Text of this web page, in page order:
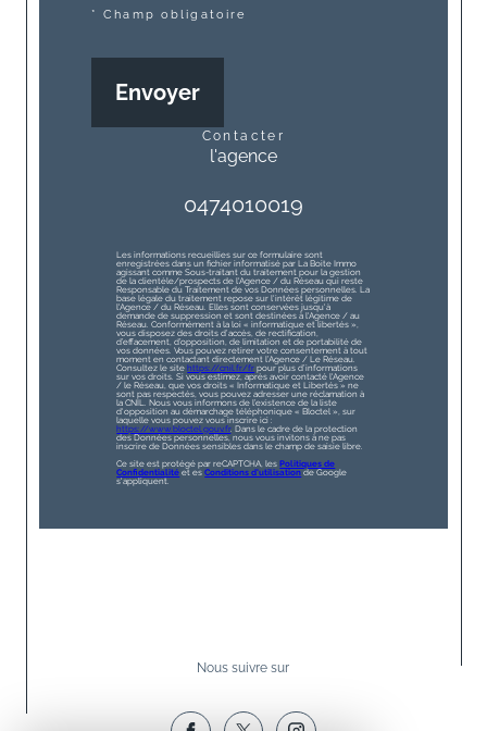
* Champ obligatoire
Envoyer
contacter
l'agence
0474010019
Les informations recueillies sur ce formulaire sont
enregistrées dans un fichier informatisé par La Boite Immo
agissant comme Sous-traitant du traitement pour la gestion
de la clientèle/prospects de l'Agence / du Réseau qui reste
Responsable du Traitement de vos Données personnelles. La
base légale du traitement repose sur l'intérêt légitime de
l'Agence / du Réseau. Elles sont conservées jusqu'à
demande de suppression et sont destinées à l'Agence / au
Réseau. Conformément à la loi « informatique et libertés »,
vous disposez des droits d’accès, de rectification,
d’effacement, d’opposition, de limitation et de portabilité de
vos données. Vous pouvez retirer votre consentement à tout
moment en contactant directement l’Agence / Le Réseau.
Consultez le sitehttps://cnil.fr/fr pour plus d’informations
sur vos droits. Si vous estimez, après avoir contacté l'Agence
/ le Réseau, que vos droits « Informatique et Libertés » ne
sont pas respectés, vous pouvez adresser une réclamation à
la CNIL. Nous vous informons de l’existence de la liste
d'opposition au démarchage téléphonique « Bloctel », sur
laquelle vous pouvez vous inscrire ici :
https://www.bloctel.gouv.fr. Dans le cadre de la protection
des Données personnelles, nous vous invitons à ne pas
inscrire de Données sensibles dans le champ de saisie libre.
Ce site est protégé par reCAPTCHA, lesPolitiques de
Confidentialité et esConditions d'utilisationde Google
s'appliquent.
Nous suivre sur